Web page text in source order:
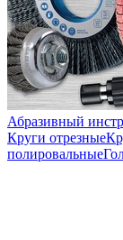
Абразивный
Круги отрезные
полировальные